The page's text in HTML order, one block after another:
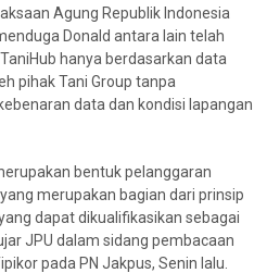
Agung Republik Indonesia
Donald antara lain telah
hanya berdasarkan data
pihak Tani Group tanpa
data dan kondisi lapangan
bentuk pelanggaran
merupakan bagian dari prinsip
dapat dikualifikasikan sebagai
JPU dalam sidang pembacaan
pada PN Jakpus, Senin lalu.